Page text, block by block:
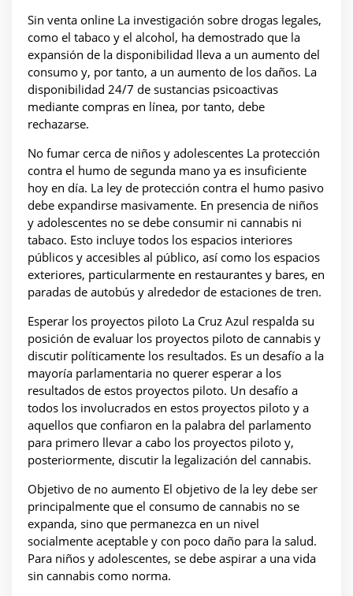
Sin venta online La investigación sobre drogas legales,
como el tabaco y el alcohol, ha demostrado que la
expansión de la disponibilidad lleva a un aumento del
consumo y, por tanto, a un aumento de los daños. La
disponibilidad 24/7 de sustancias psicoactivas
mediante compras en línea, por tanto, debe
rechazarse.
No fumar cerca de niños y adolescentes La protección
contra el humo de segunda mano ya es insuficiente
hoy en día. La ley de protección contra el humo pasivo
debe expandirse masivamente. En presencia de niños
y adolescentes no se debe consumir ni cannabis ni
tabaco. Esto incluye todos los espacios interiores
públicos y accesibles al público, así como los espacios
exteriores, particularmente en restaurantes y bares, en
paradas de autobús y alrededor de estaciones de tren.
Esperar los proyectos piloto La Cruz Azul respalda su
posición de evaluar los proyectos piloto de cannabis y
discutir políticamente los resultados. Es un desafío a la
mayoría parlamentaria no querer esperar a los
resultados de estos proyectos piloto. Un desafío a
todos los involucrados en estos proyectos piloto y a
aquellos que confiaron en la palabra del parlamento
para primero llevar a cabo los proyectos piloto y,
posteriormente, discutir la legalización del cannabis.
Objetivo de no aumento El objetivo de la ley debe ser
principalmente que el consumo de cannabis no se
expanda, sino que permanezca en un nivel
socialmente aceptable y con poco daño para la salud.
Para niños y adolescentes, se debe aspirar a una vida
sin cannabis como norma.